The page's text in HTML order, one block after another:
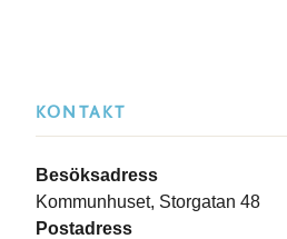
KONTAKT
Besöksadress
Kommunhuset, Storgatan 48
Postadress